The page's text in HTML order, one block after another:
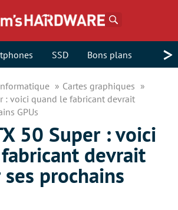
SSD Bons plans >
Cartes graphiques
: voici quand le fabricant devrait
GPUs
50 Super : voici
devrait
prochains